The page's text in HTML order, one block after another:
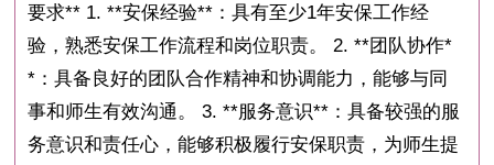
要求** 1. **安保经验**：具有至少1年安保工作经
验，熟悉安保工作流程和岗位职责。 2. **团队协作*
*：具备良好的团队合作精神和协调能力，能够与同
事和师生有效沟通。 3. **服务意识**：具备较强的服
务意识和责任心，能够积极履行安保职责，为师生提